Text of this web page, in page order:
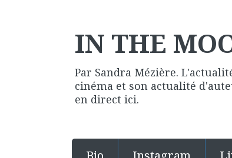
IN THE
Par Sandra Mézière.
cinéma et son actualité
en direct ici.